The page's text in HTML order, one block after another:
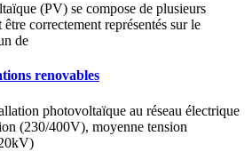
(PV) se compose de plusieurs
correctement représentés sur le
de
renovables
photovoltaïque au réseau électrique
(230/400V), moyenne tension